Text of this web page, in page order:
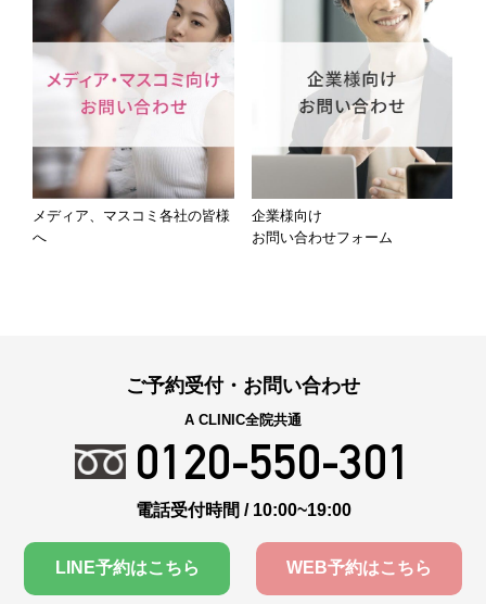
メディア、マスコミ各社の皆様
へ
企業様向け
お問い合わせフォーム
ご予約受付・お問い合わせ
A CLINIC全院共通
0120-550-301
電話受付時間 / 10:00~19:00
LINE予約はこちら WEB予約はこちら